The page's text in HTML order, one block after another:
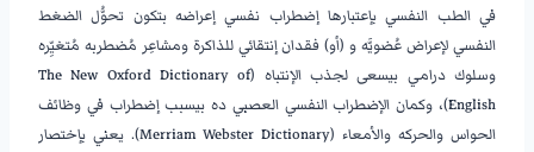
في الطب النفسي بإعتبارها إضطراب نفسي إعراضه بتكون تحوُّل الضغط
النفسي لإعراض عُضويَّه و (أو) فقدان إنتقائي للذاكرة ومشاعِر مُضطربه مُتغيِّره
وسلوك درامي بيسعى لجذب الإنتباه (The New Oxford Dictionary of
English)، وكمان الإضطراب النفسي العصبي ده بيسبب إضطراب في وظائف
الحواس والحركه والأمعاء (Merriam Webster Dictionary). يعني بإختصار